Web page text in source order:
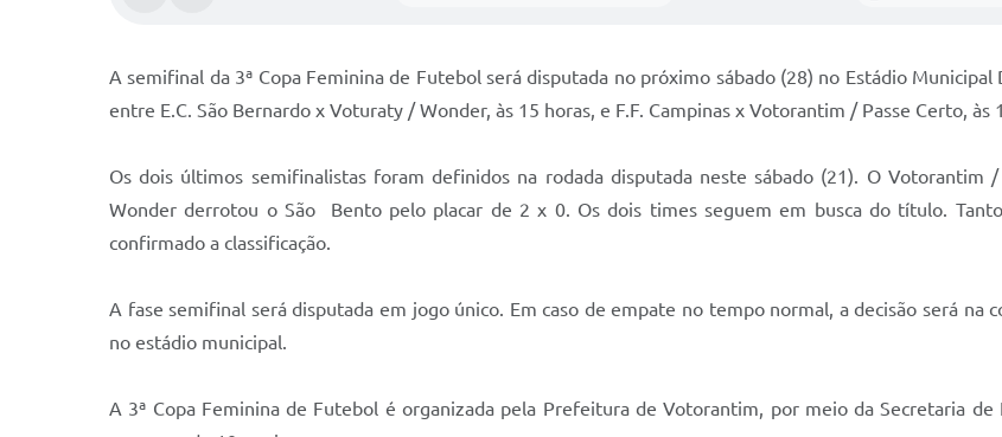
A semifinal da 3ª Copa Feminina de Futebol será disputada no próximo sábado (28) no Estádio
entre E.C. São Bernardo x Voturaty / Wonder, às 15 horas, e F.F. Campinas x Votorantim / Passe Certo, às
Os dois últimos semifinalistas foram definidos na rodada disputada neste sábado (21). O
Wonder derrotou o São Bento pelo placar de 2 x 0. Os dois times seguem em busca do título. Tanto
confirmado a classificação.
A fase semifinal será disputada em jogo único. Em caso de empate no tempo normal, a decisão será na
no estádio municipal.
A 3ª Copa Feminina de Futebol é organizada pela Prefeitura de Votorantim, por meio da Secretaria